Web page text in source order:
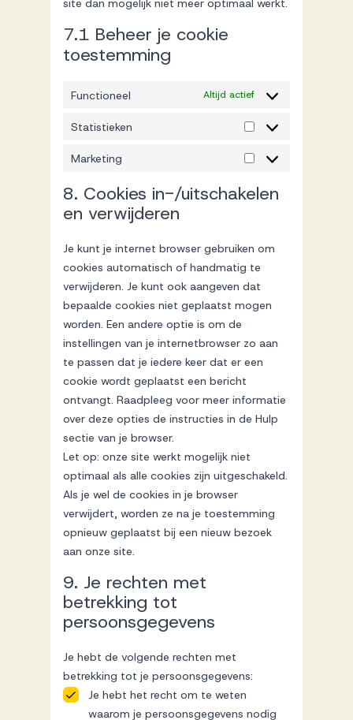
site dan mogelijk niet meer optimaal werkt.
7.1 Beheer je cookie
toestemming
Functioneel Altijd actief
Statistieken
Statistieken
Marketing
Marketing
8. Cookies in-/uitschakelen
en verwijderen
Je kunt je internet browser gebruiken om
cookies automatisch of handmatig te
verwijderen. Je kunt ook aangeven dat
bepaalde cookies niet geplaatst mogen
worden. Een andere optie is om de
instellingen van je internetbrowser zo aan
te passen dat je iedere keer dat er een
cookie wordt geplaatst een bericht
ontvangt. Raadpleeg voor meer informatie
over deze opties de instructies in de Hulp
sectie van je browser.
Let op: onze site werkt mogelijk niet
optimaal als alle cookies zijn uitgeschakeld.
Als je wel de cookies in je browser
verwijdert, worden ze na je toestemming
opnieuw geplaatst bij een nieuw bezoek
aan onze site.
9. Je rechten met
betrekking tot
persoonsgegevens
Je hebt de volgende rechten met
betrekking tot je persoonsgegevens:
Je hebt het recht om te weten
waarom je persoonsgegevens nodig